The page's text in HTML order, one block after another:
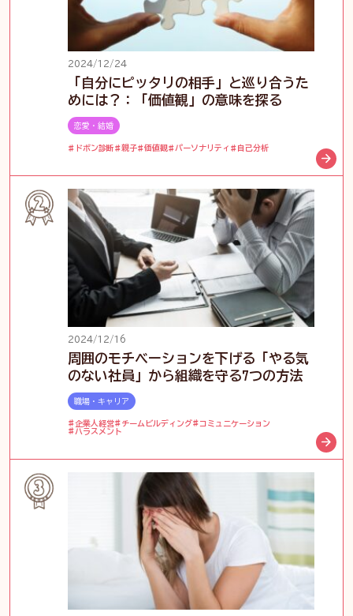
2024/12/24
「自分にピッタリの相手」と巡り合うた
めには？：「価値観」の意味を探る
恋愛・結婚
ドボン診断 親子 価値観 パーソナリティ 自己分析
2024/12/16
周囲のモチベーションを下げる「やる気
のない社員」から組織を守る7つの方法
職場・キャリア
企業人経営 チームビルディング
コミュニケーション
ハラスメント